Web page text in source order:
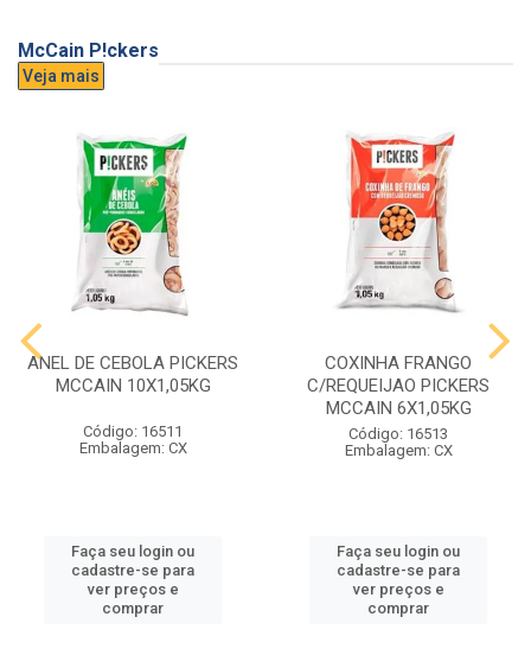
McCain P!ckers
Veja mais
ANEL DE CEBOLA PICKERS
MCCAIN 10X1,05KG
Código: 16511
Embalagem: CX
Faça seu login ou
cadastre-se para
ver preços e
comprar
COXINHA FRANGO
C/REQUEIJAO PICKERS
MCCAIN 6X1,05KG
Código: 16513
Embalagem: CX
Faça seu login ou
cadastre-se para
ver preços e
comprar